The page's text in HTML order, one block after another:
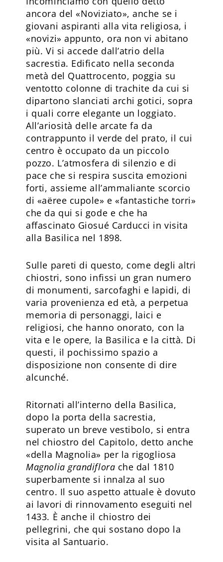
ancora del «Noviziato», anche se i
giovani aspiranti alla vita religiosa, i
«novizi» appunto, ora non vi abitano
più. Vi si accede dall’atrio della
sacrestia. Edificato nella seconda
metà del Quattrocento, poggia su
ventotto colonne di trachite da cui si
dipartono slanciati archi gotici, sopra
i quali corre elegante un loggiato.
All’ariosità delle arcate fa da
contrappunto il verde del prato, il cui
centro è occupato da un piccolo
pozzo. L’atmosfera di silenzio e di
pace che si respira suscita emozioni
forti, assieme all’ammaliante scorcio
di «aëree cupole» e «fantastiche torri»
che da qui si gode e che ha
affascinato Giosué Carducci in visita
alla Basilica nel 1898.
Sulle pareti di questo, come degli altri
chiostri, sono infissi un gran numero
di monumenti, sarcofaghi e lapidi, di
varia provenienza ed età, a perpetua
memoria di personaggi, laici e
religiosi, che hanno onorato, con la
vita e le opere, la Basilica e la città. Di
questi, il pochissimo spazio a
disposizione non consente di dire
alcunché.
Ritornati all’interno della Basilica,
dopo la porta della sacrestia,
superato un breve vestibolo, si entra
nel chiostro del Capitolo, detto anche
«della Magnolia» per la rigogliosa
Magnolia grandiflora che dal 1810
superbamente si innalza al suo
centro. Il suo aspetto attuale è dovuto
ai lavori di rinnovamento eseguiti nel
1433. È anche il chiostro dei
pellegrini, che qui sostano dopo la
visita al Santuario.